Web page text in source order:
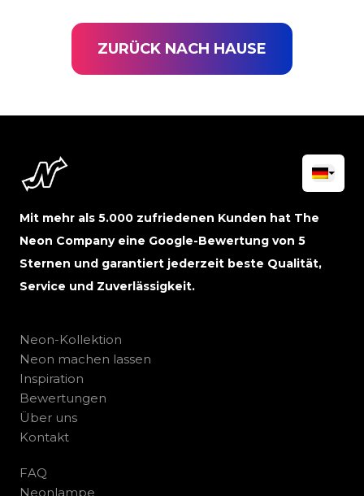
ZURÜCK NACH HAUSE
Mit mehr als 5.000 zufriedenen Kunden hat The
Neon Company eine Google-Bewertung von 5
Sternen und garantiert jederzeit beste Qualität,
Service und Zuverlässigkeit.
Neon-Kollektion
Neon machen lassen
Inspiration
Bewertungen
Über uns
Kontakt
FAQ
Neonlampe